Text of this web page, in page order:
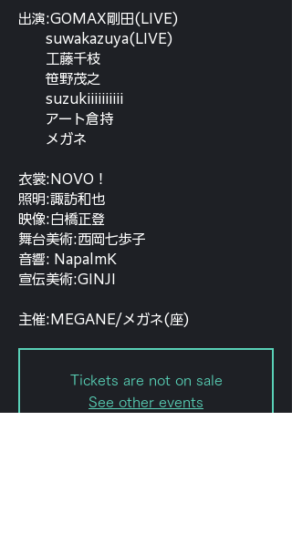
出演:GOMAX剛田(LIVE)
suwakazuya(LIVE)
工藤千枝
笹野茂之
suzukiiiiiiiiii
アート倉持
メガネ
衣裳:NOVO！
照明:諏訪和也
映像:白橋正登
舞台美術:西岡七歩子
音響: NapalmK
宣伝美術:GINJI
主催:MEGANE/メガネ(座)
Tickets are not on sale
See other events